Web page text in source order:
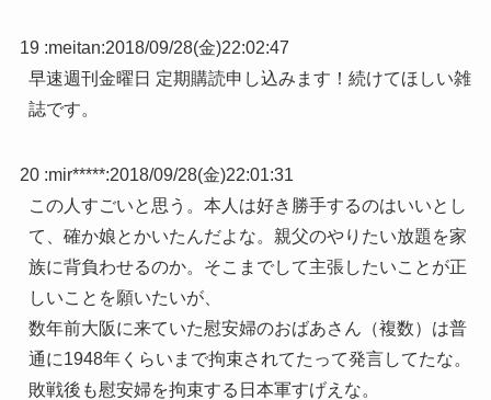
19 :meitan:2018/09/28(金)22:02:47
早速週刊金曜日 定期購読申し込みます！続けてほしい雑
誌です。
20 :mir*****:2018/09/28(金)22:01:31
この人すごいと思う。本人は好き勝手するのはいいとし
て、確か娘とかいたんだよな。親父のやりたい放題を家
族に背負わせるのか。そこまでして主張したいことが正
しいことを願いたいが、
数年前大阪に来ていた慰安婦のおばあさん（複数）は普
通に1948年くらいまで拘束されてたって発言してたな。
敗戦後も慰安婦を拘束する日本軍すげえな。